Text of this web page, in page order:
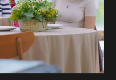
muito alegre, é
criativa e
é uma ótima amiga. Pode ser
decide fazer algo.
ela é inseminada por eng...